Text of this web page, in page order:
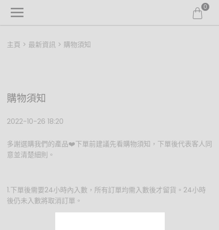
0
主頁 最新資訊 購物須知
購物須知
2022-10-26 18:20
多謝選購我們的產品❤️下單前建議先看購物須知，下單後代表客人同
意並清楚細則。
1.下單後需要24小時內入數，所有訂單均需入數後才留貨。24小時
後仍未入數將取消訂單。